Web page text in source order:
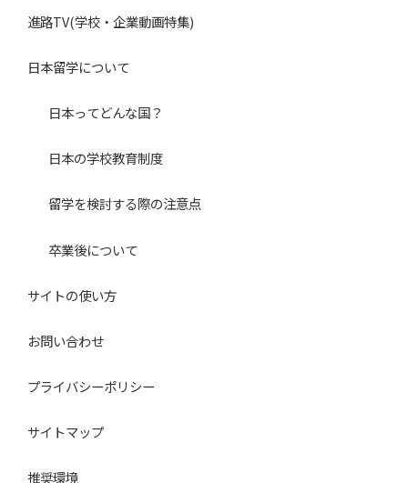
進路TV(学校・企業動画特集)
日本留学について
日本ってどんな国？
日本の学校教育制度
留学を検討する際の注意点
卒業後について
サイトの使い方
お問い合わせ
プライバシーポリシー
サイトマップ
推奨環境